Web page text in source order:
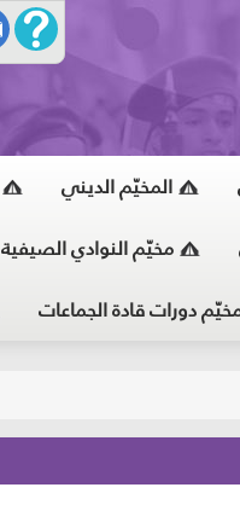
المخيّم الديني
مخيّم النوادي الصيفية
دورات قادة الجماعات